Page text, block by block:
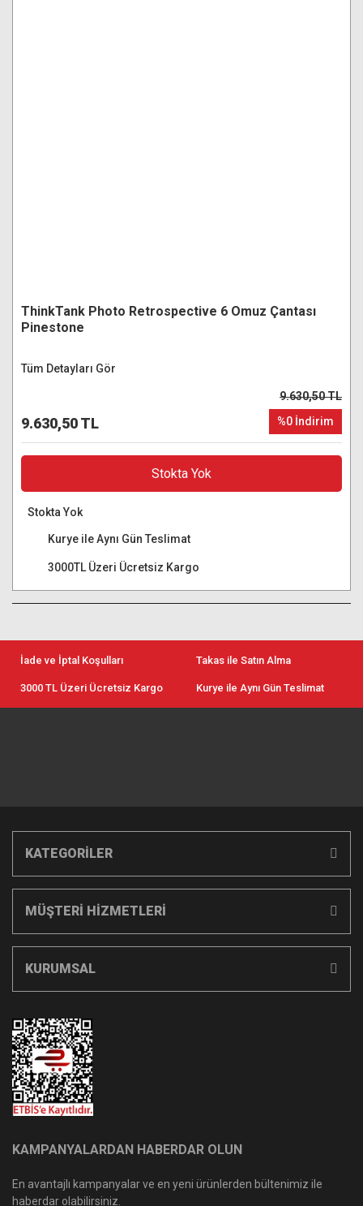
ThinkTank Photo Retrospective 6 Omuz Çantası
Pinestone
Tüm Detayları Gör
9.630,50 TL
9.630,50 TL
%0 İndirim
Stokta Yok
Stokta Yok
Kurye ile Aynı Gün Teslimat
3000TL Üzeri Ücretsiz Kargo
İade ve İptal Koşulları Takas ile Satın Alma
3000 TL Üzeri Ücretsiz Kargo Kurye ile Aynı Gün Teslimat
KATEGORİLER
MÜŞTERİ HİZMETLERİ
KURUMSAL
KAMPANYALARDAN HABERDAR OLUN
En avantajlı kampanyalar ve en yeni ürünlerden bültenimiz ile
haberdar olabilirsiniz.